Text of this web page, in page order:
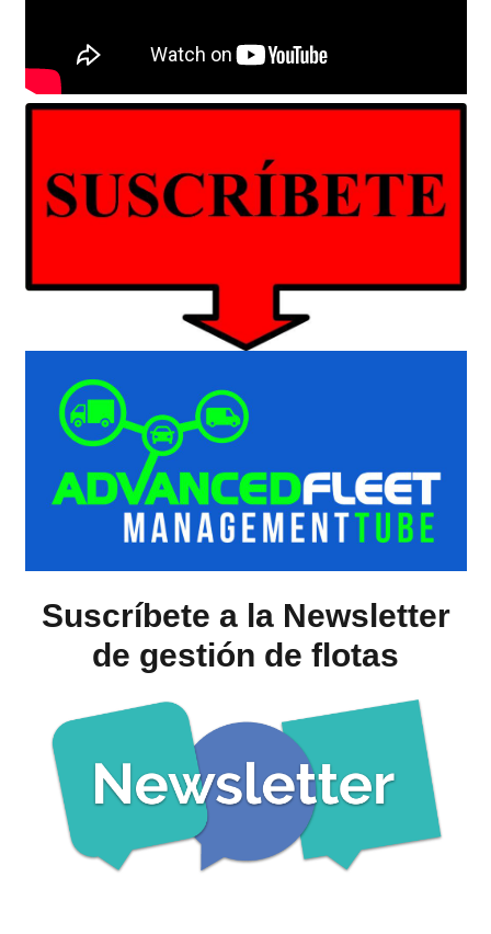
Suscríbete a la Newsletter
de gestión de flotas